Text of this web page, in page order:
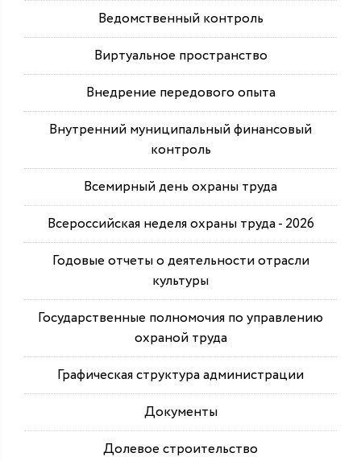
Ведомственный контроль
Виртуальное пространство
Внедрение передового опыта
Внутренний муниципальный финансовый
контроль
Всемирный день охраны труда
Всероссийская неделя охраны труда - 2026
Годовые отчеты о деятельности отрасли
культуры
Государственные полномочия по управлению
охраной труда
Графическая структура администрации
Документы
Долевое строительство